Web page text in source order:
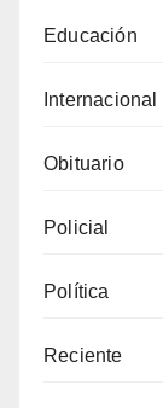
Educación
Internacional
Obituario
Policial
Política
Reciente